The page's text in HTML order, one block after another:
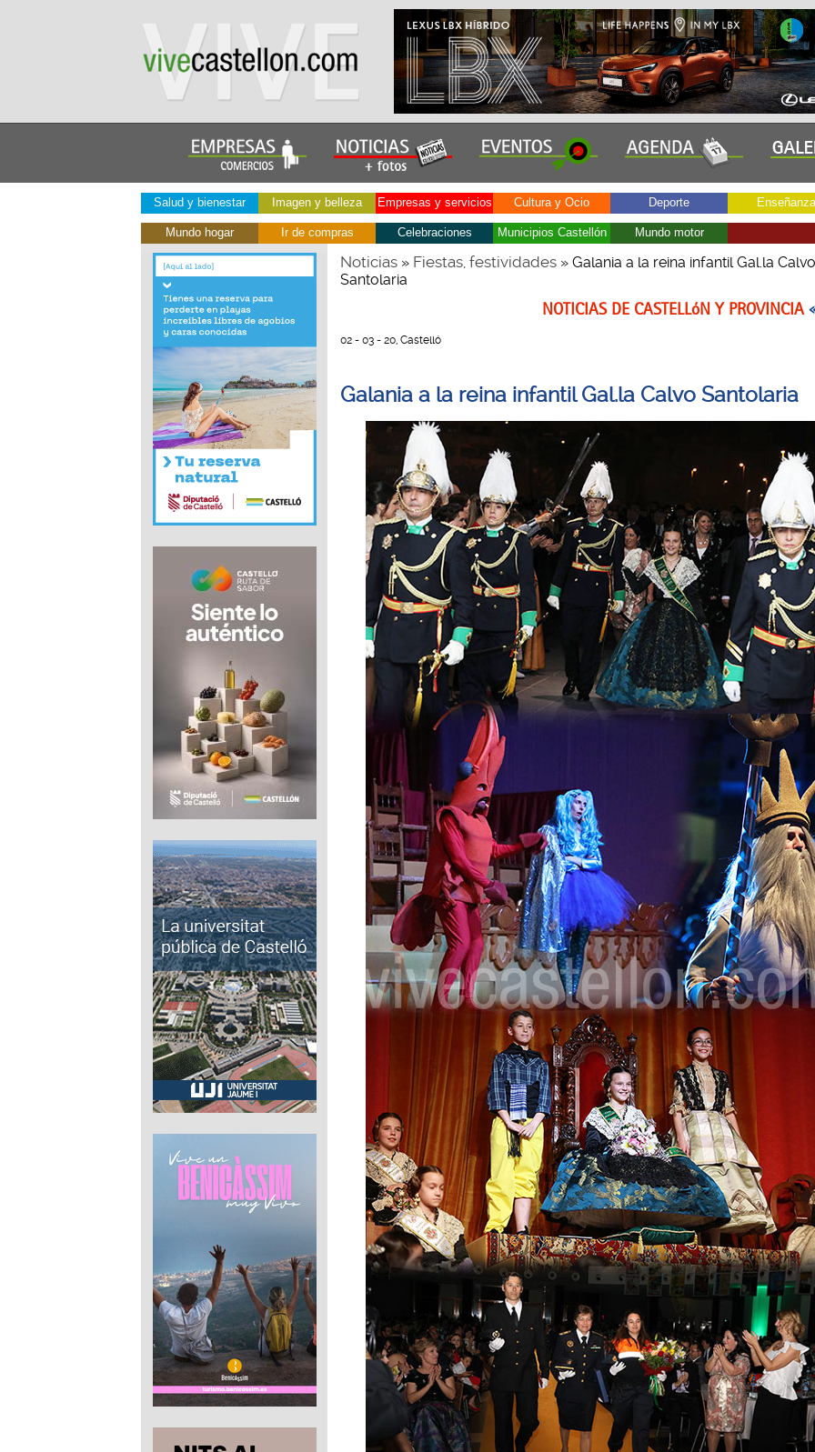
Salud y bienestar Imagen y belleza Empresas y servicios Cultura y Ocio Deporte Enseñanza
Mundo hogar Ir de compras Celebraciones Municipios Castellón Mundo motor
Noticias» Fiestas, festividades» Galania a la reina infantil Gal.la Calvo
Santolaria
NOTICIAS DE CASTELLóN Y PROVINCIA
02 - 03 - 20, Castelló
Galania a la reina infantil Gal.la Calvo Santolaria